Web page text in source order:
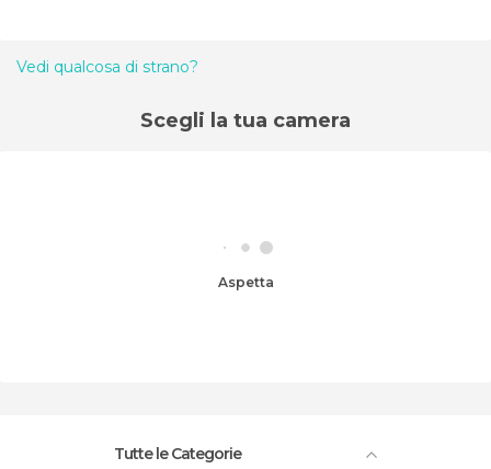
Vedi qualcosa di strano?
Scegli la tua camera
Aspetta
Tutte le Categorie